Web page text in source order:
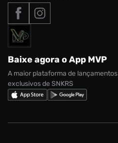
Roupas
Acessórios
Marcas
Nike Air Max
adidas Adi2000
adidas Campus
Nike Shox
Nossas lojas
Termos de uso
Política de privacidade
Regulamento CRM/ CASHBACK
Regulamento Cupom
Tipos de entrega
Formas de Pagamento
Solicite seus dados
Baixe agora o App MVP
A maior plataforma de lançamentos
exclusivos de SNKRS